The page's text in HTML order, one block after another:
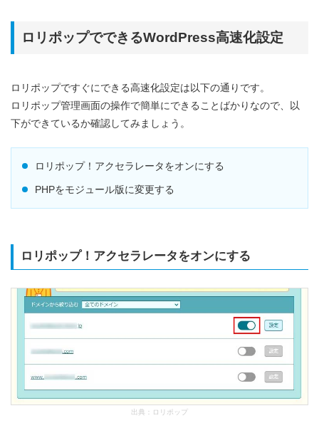
ロリポップでできるWordPress高速化設定
ロリポップですぐにできる高速化設定は以下の通りです。
ロリポップ管理画面の操作で簡単にできることばかりなので、以
下ができているか確認してみましょう。
ロリポップ！アクセラレータをオンにする
PHPをモジュール版に変更する
ロリポップ！アクセラレータをオンにする
出典： ロリポップ